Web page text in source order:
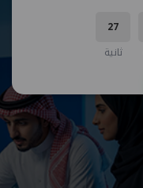
26
ثانية